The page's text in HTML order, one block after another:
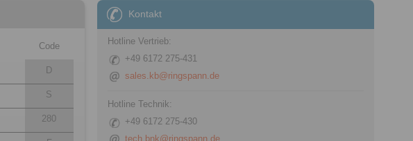
Code
D
S
280
Kontakt
Hotline Vertrieb:
+49 6172 275-431
sales.kb@ringspann.de
Hotline Technik:
+49 6172 275-430
tech.bnk@ringspann.de